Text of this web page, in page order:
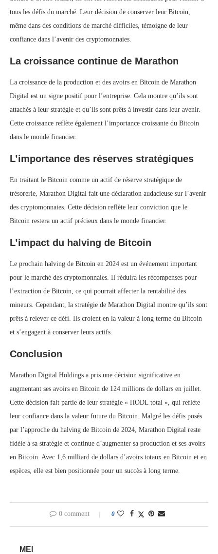
tous les défis du marché. Leur décision de conserver leur Bitcoin,
même dans des conditions de marché difficiles, témoigne de leur
confiance dans l’avenir des cryptomonnaies.
La croissance continue de Marathon
La croissance de la production et des avoirs en Bitcoin de Marathon
Digital est un signe positif pour l’entreprise. Cela montre qu’ils sont
attachés à leur stratégie et qu’ils sont prêts à investir dans leur avenir.
Cette croissance reflète également l’importance croissante du Bitcoin
dans le monde financier.
L’importance des réserves stratégiques
En traitant le Bitcoin comme un actif de réserve stratégique de
trésorerie, Marathon Digital fait une déclaration audacieuse sur l’avenir
des cryptomonnaies. Cette décision reflète leur conviction que le
Bitcoin restera un actif précieux dans le monde financier.
L’impact du halving de Bitcoin
Le prochain halving de Bitcoin en 2024 est un événement important
pour le marché des cryptomonnaies. Il réduira les récompenses pour
l’extraction de Bitcoin, ce qui pourrait affecter la rentabilité des
mineurs. Cependant, la stratégie de Marathon Digital montre qu’ils sont
prêts à relever ce défi. Ils croient en la valeur à long terme du Bitcoin
et s’engagent à conserver leurs actifs.
Conclusion
Marathon Digital Holdings a pris une décision significative en
augmentant ses avoirs en Bitcoin de 124 millions de dollars en juillet.
Cette décision fait partie de leur stratégie « HODL total », qui reflète
leur confiance dans la valeur future du Bitcoin. Malgré les défis posés
par l’approche du halving de Bitcoin de 2024, Marathon Digital reste
fidèle à sa stratégie et continue d’augmenter sa production et ses avoirs
en Bitcoin. Avec 1,6 milliard de dollars d’avoirs totaux en Bitcoin et en
espèces, elle est bien positionnée pour un succès à long terme.
0 comment 0
MEI